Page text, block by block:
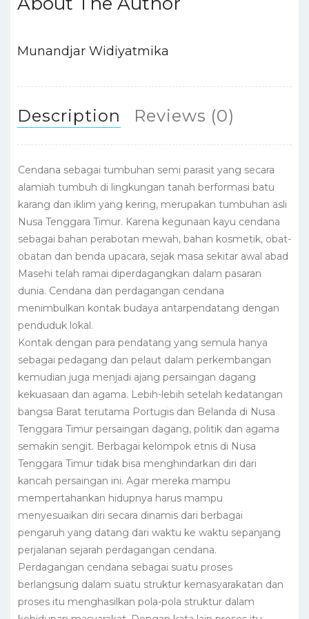
b
o
r
A
p
dI
Munandjar Widiyatmika
Description Reviews (0)
Cendana sebagai tumbuhan semi parasit yang secara
alamiah tumbuh di lingkungan tanah berformasi batu
karang dan iklim yang kering, merupakan tumbuhan asli
Nusa Tenggara Timur. Karena kegunaan kayu cendana
sebagai bahan perabotan mewah, bahan kosmetik, obat-
obatan dan benda upacara, sejak masa sekitar awal abad
Masehi telah ramai diperdagangkan dalam pasaran
dunia. Cendana dan perdagangan cendana
menimbulkan kontak budaya antarpendatang dengan
penduduk lokal.
Kontak dengan para pendatang yang semula hanya
sebagai pedagang dan pelaut dalam perkembangan
kemudian juga menjadi ajang persaingan dagang
kekuasaan dan agama. Lebih-lebih setelah kedatangan
bangsa Barat terutama Portugis dan Belanda di Nusa
Tenggara Timur persaingan dagang, politik dan agama
semakin sengit. Berbagai kelompok etnis di Nusa
Tenggara Timur tidak bisa menghindarkan diri dari
kancah persaingan ini. Agar mereka mampu
mempertahankan hidupnya harus mampu
menyesuaikan diri secara dinamis dari berbagai
pengaruh yang datang dari waktu ke waktu sepanjang
perjalanan sejarah perdagangan cendana.
Perdagangan cendana sebagai suatu proses
berlangsung dalam suatu struktur kemasyarakatan dan
proses itu menghasilkan pola-pola struktur dalam